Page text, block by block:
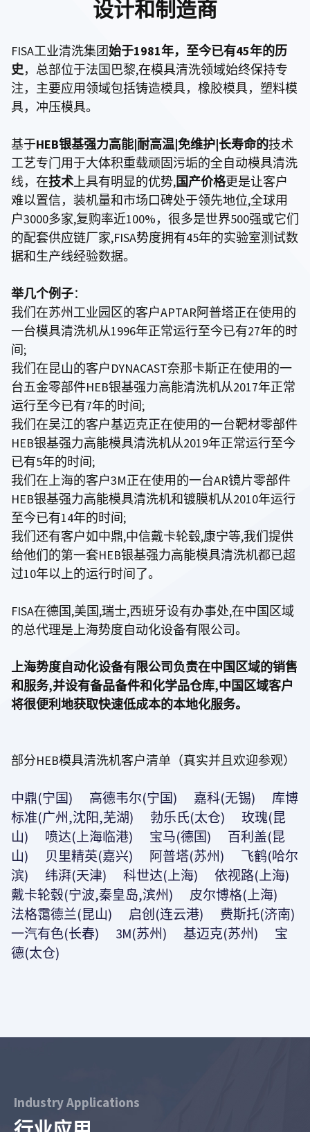
设计和制造商
FISA工业清洗集团始于1981年，至今已有45年的历
史，总部位于法国巴黎,在模具清洗领域始终保持专
注，主要应用领域包括铸造模具，橡胶模具，塑料模
具，冲压模具。
基于HEB银基强力高能|耐高温|免维护|长寿命的技术
工艺专门用于大体积重载顽固污垢的全自动模具清洗
线，在技术上具有明显的优势,国产价格更是让客户
难以置信，装机量和市场口碑处于领先地位,全球用
户3000多家,复购率近100%，很多是世界500强或它们
的配套供应链厂家,FISA势度拥有45年的实验室测试数
据和生产线经验数据。
举几个例子：
我们在苏州工业园区的客户APTAR阿普塔正在使用的
一台模具清洗机从1996年正常运行至今已有27年的时
间;
我们在昆山的客户DYNACAST奈那卡斯正在使用的一
台五金零部件HEB银基强力高能清洗机从2017年正常
运行至今已有7年的时间;
我们在吴江的客户基迈克正在使用的一台靶材零部件
HEB银基强力高能模具清洗机从2019年正常运行至今
已有5年的时间;
我们在上海的客户3M正在使用的一台AR镜片零部件
HEB银基强力高能模具清洗机和镀膜机从2010年运行
至今已有14年的时间;
我们还有客户如中鼎,中信戴卡轮毂,康宁等,我们提供
给他们的第一套HEB银基强力高能模具清洗机都已超
过10年以上的运行时间了。
FISA在德国,美国,瑞士,西班牙设有办事处,在中国区域
的总代理是上海势度自动化设备有限公司。
上海势度自动化设备有限公司负责在中国区域的销售
和服务,并设有备品备件和化学品仓库,中国区域客户
将很便利地获取快速低成本的本地化服务。
部分HEB模具清洗机客户清单（真实并且欢迎参观）
中鼎(宁国) 高德韦尔(宁国) 嘉科(无锡) 库博
标准(广州,沈阳,芜湖) 勃乐氏(太仓) 玫瑰(昆
山) 喷达(上海临港) 宝马(德国) 百利盖(昆
山) 贝里精英(嘉兴) 阿普塔(苏州) 飞鹤(哈尔
滨) 纬湃(天津) 科世达(上海) 依视路(上海)
戴卡轮毂(宁波,秦皇岛,滨州) 皮尔博格(上海)
法格霭德兰(昆山) 启创(连云港) 费斯托(济南)
一汽有色(长春) 3M(苏州) 基迈克(苏州) 宝
德(太仓)
Industry Applications